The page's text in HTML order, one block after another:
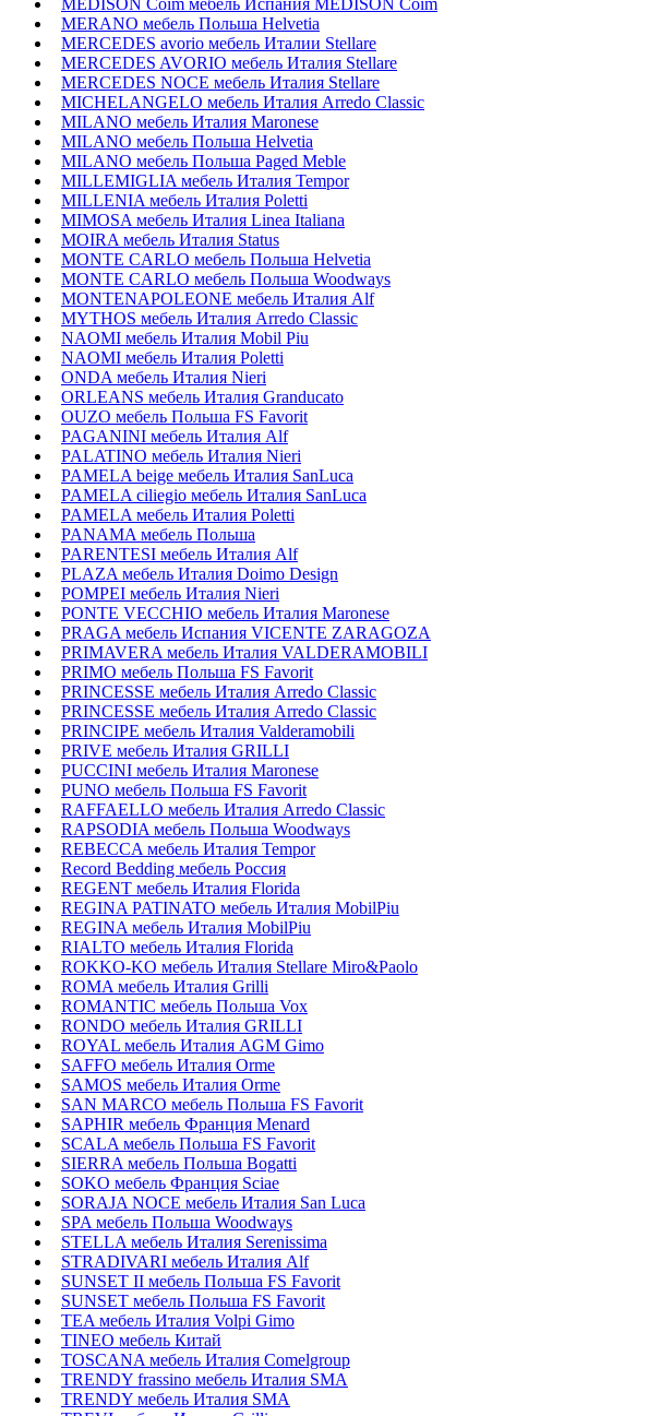
MERANO мебель Польша Helvetia
MERCEDES avorio мебель Италии Stellare
MERCEDES AVORIO мебель Италия Stellare
MERCEDES NOCE мебель Италия Stellare
MICHELANGELO мебель Италия Arredo Classic
MILANO мебель Италия Maronese
MILANO мебель Польша Helvetia
MILANO мебель Польша Paged Meble
MILLEMIGLIA мебель Италия Tempor
MILLENIA мебель Италия Poletti
MIMOSA мебель Италия Linea Italiana
MOIRA мебель Италия Status
MONTE CARLO мебель Польша Helvetia
MONTE CARLO мебель Польша Woodways
MONTENAPOLEONE мебель Италия Alf
MYTHOS мебель Италия Arredo Classic
NAOMI мебель Италия Mobil Piu
NAOMI мебель Италия Poletti
ONDA мебель Италия Nieri
ORLEANS мебель Италия Granducato
OUZO мебель Польша FS Favorit
PAGANINI мебель Италия Alf
PALATINO мебель Италия Nieri
PAMELA beige мебель Италия SanLuca
PAMELA ciliegio мебель Италия SanLuca
PAMELA мебель Италия Poletti
PANAMA мебель Польша
PARENTESI мебель Италия Alf
PLAZA мебель Италия Doimo Design
POMPEI мебель Италия Nieri
PONTE VECCHIO мебель Италия Maronese
PRAGA мебель Испания VICENTE ZARAGOZA
PRIMAVERA мебель Италия VALDERAMOBILI
PRIMO мебель Польша FS Favorit
PRINCESSE мебель Италия Arredo Classic
PRINCESSE мебель Италия Arredo Classic
PRINCIPE мебель Италия Valderamobili
PRIVE мебель Италия GRILLI
PUCCINI мебель Италия Maronese
PUNO мебель Польша FS Favorit
RAFFAELLO мебель Италия Arredo Classic
RAPSODIA мебель Польша Woodways
REBECCA мебель Италия Tempor
Record Bedding мебель Россия
REGENT мебель Италия Florida
REGINA PATINATO мебель Италия MobilPiu
REGINA мебель Италия MobilPiu
RIALTO мебель Италия Florida
ROKKO-KO мебель Италия Stellare Miro&Paolo
ROMA мебель Италия Grilli
ROMANTIC мебель Польша Vox
RONDO мебель Италия GRILLI
ROYAL мебель Италия AGM Gimo
SAFFO мебель Италия Orme
SAMOS мебель Италия Orme
SAN MARCO мебель Польша FS Favorit
SAPHIR мебель Франция Menard
SCALA мебель Польша FS Favorit
SIERRA мебель Польша Bogatti
SOKO мебель Франция Sciae
SORAJA NOCE мебель Италия San Luca
SPA мебель Польша Woodways
STELLA мебель Италия Serenissima
STRADIVARI мебель Италия Alf
SUNSET II мебель Польша FS Favorit
SUNSET мебель Польша FS Favorit
TEA мебель Италия Volpi Gimo
TINEO мебель Китай
TOSCANA мебель Италия Comelgroup
TRENDY frassino мебель Италия SMA
TRENDY мебель Италия SMA